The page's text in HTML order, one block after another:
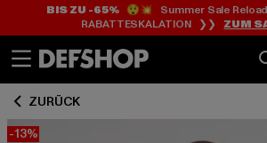
Zum
Inhalt
springen
Zum
Fußzeile
springen
BIS ZU -65%😲💥 Summer Sale
RABATTESKALATION ❯❯ ZUM
ZURÜCK
-13%